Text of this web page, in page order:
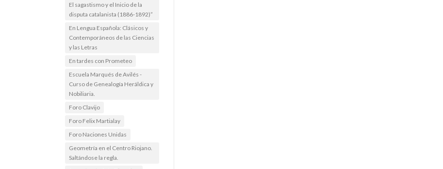
El sagastismo y el Inicio de la
disputa catalanista (1886-1892)”
En Lengua Española: Clásicos y
Contemporáneos de las Ciencias
y las Letras
En tardes con Prometeo
Escuela Marqués de Avilés -
Curso de Genealogía Heráldica y
Nobiliaria.
Foro Clavijo
Foro Felix Martialay
Foro Naciones Unidas
Geometría en el Centro Riojano.
Saltándose la regla.